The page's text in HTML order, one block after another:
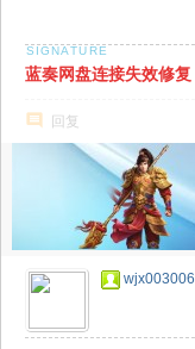
蓝奏网盘连接失效修复
回复
wjx003006